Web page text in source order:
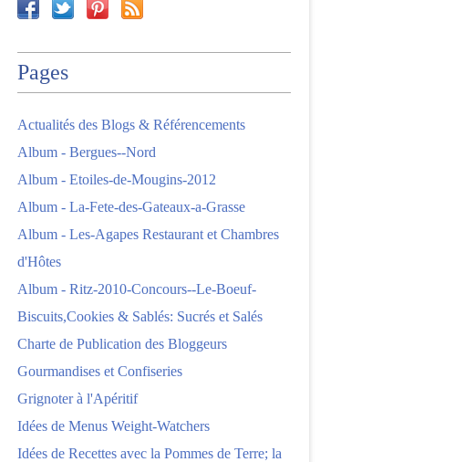
Pages
Actualités des Blogs & Référencements
Album - Bergues--Nord
Album - Etoiles-de-Mougins-2012
Album - La-Fete-des-Gateaux-a-Grasse
Album - Les-Agapes Restaurant et Chambres
d'Hôtes
Album - Ritz-2010-Concours--Le-Boeuf-
Biscuits,Cookies & Sablés: Sucrés et Salés
Charte de Publication des Bloggeurs
Gourmandises et Confiseries
Grignoter à l'Apéritif
Idées de Menus Weight-Watchers
Idées de Recettes avec la Pommes de Terre; la